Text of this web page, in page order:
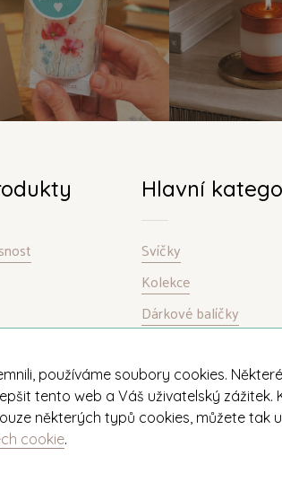
Hlavní
Svíčky
Kolekce
Dárkové balíčky
používáme soubory cookies.
tento web a Váš uživatelský zážitek.
některých typů cookies, můžete tak
cookie.